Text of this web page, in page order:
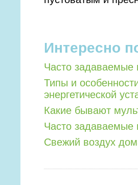
Интересно
Часто задаваемые
Типы и
энергетической
Какие бывают
Часто задаваемые
Свежий воздух